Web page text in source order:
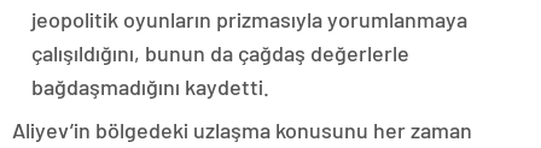
jeopolitik oyunların prizmasıyla yorumlanmaya
çalışıldığını, bunun da çağdaş değerlerle
bağdaşmadığını kaydetti.
Aliyev’in bölgedeki uzlaşma konusunu her zaman